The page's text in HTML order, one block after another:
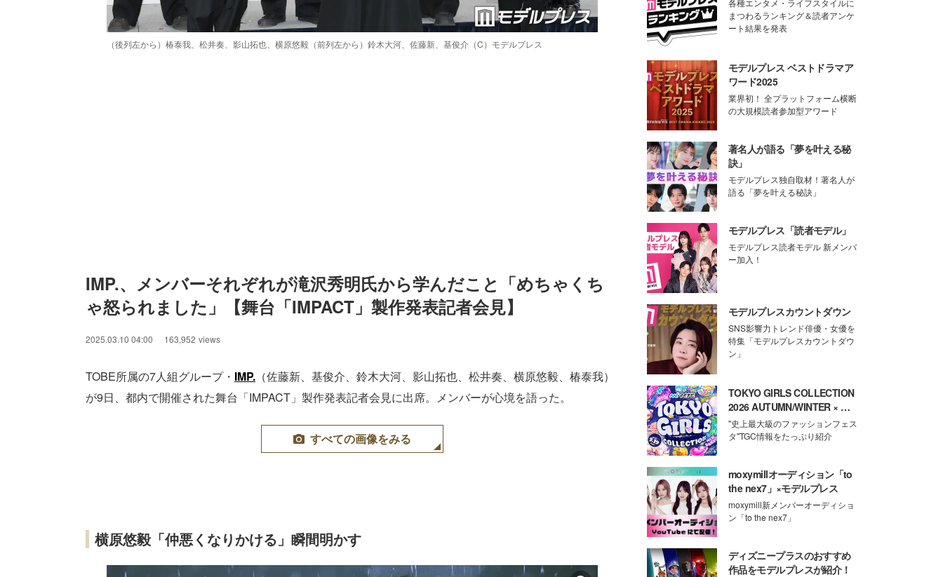
（後列左から）椿泰我、松井奏、影山拓也、横原悠毅（前列左から）鈴木大河、佐藤新、基俊介（C）モデルプレス
IMP.、メンバーそれぞれが滝沢秀明氏から学んだこと「めちゃくち
ゃ怒られました」【舞台「IMPACT」製作発表記者会見】
2025.03.10 04:00 163,952 views
TOBE所属の7人組グループ・ IMP. （佐藤新、基俊介、鈴木大河、影山拓也、松井奏、横原悠毅、椿泰我）
が9日、都内で開催された舞台「IMPACT」製作発表記者会見に出席。メンバーが心境を語った。
すべての画像をみる
横原悠毅「仲悪くなりかける」瞬間明かす
各種エンタメ・ライフスタイルに
まつわるランキング＆読者アンケ
ート結果を発表
モデルプレス ベストドラマア
ワード2025
業界初！ 全プラットフォーム横断
の大規模読者参加型アワード
著名人が語る「夢を叶える秘
訣」
モデルプレス独自取材！著名人が
語る「夢を叶える秘訣」
モデルプレス「読者モデル」
モデルプレス読者モデル 新メンバ
ー加入！
モデルプレスカウントダウン
SNS影響力トレンド俳優・女優を
特集「モデルプレスカウントダウ
ン」
TOKYO GIRLS COLLECTION
2026 AUTUMN/WINTER × モ
デルプレス
"史上最大級のファッションフェス
タ"TGC情報をたっぷり紹介
moxymillオーディション「to
the nex7」×モデルプレス
moxymill新メンバーオーディショ
ン「to the nex7」
ディズニープラスのおすすめ
作品をモデルプレスが紹介！